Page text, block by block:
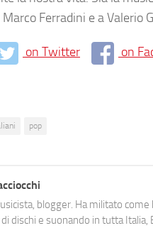
Ferradini e a Valerio
on Twitter on
pop
blogger. Ha militato
dischi e suonando in tutta Italia,